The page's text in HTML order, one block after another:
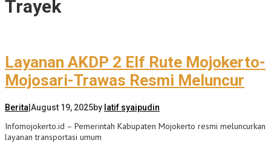
Trayek
Layanan AKDP 2 Elf Rute Mojokerto-
Mojosari-Trawas Resmi Meluncur
Berita August 19, 2025by latif syaipudin
Infomojokerto.id – Pemerintah Kabupaten Mojokerto resmi meluncurkan
layanan transportasi umum